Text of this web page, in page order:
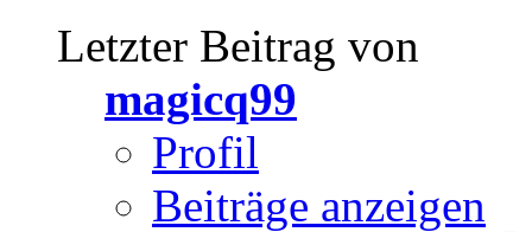
Letzter Beitrag von
magicq99
Profil
Beiträge anzeigen